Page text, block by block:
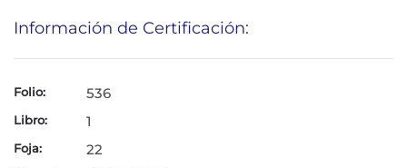
Información de Certificación:
Folio: 536
Libro: 1
Foja: 22